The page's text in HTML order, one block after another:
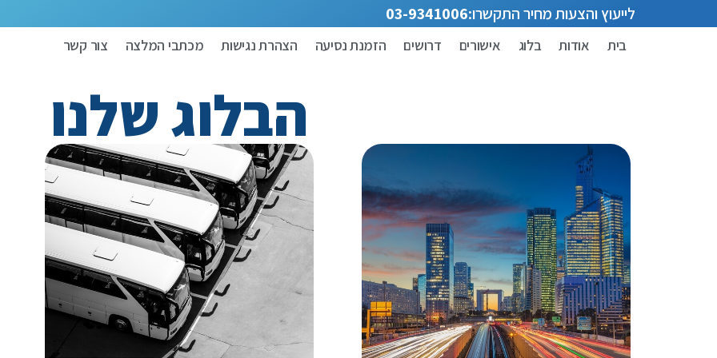
לייעוץ והצעות מחיר התקשרו:03-9341006
בית אודות בלוג אישורים דרושים הזמנת נסיעה הצהרת נגישות מכתבי המלצה צור קשר
הבלוג שלנו